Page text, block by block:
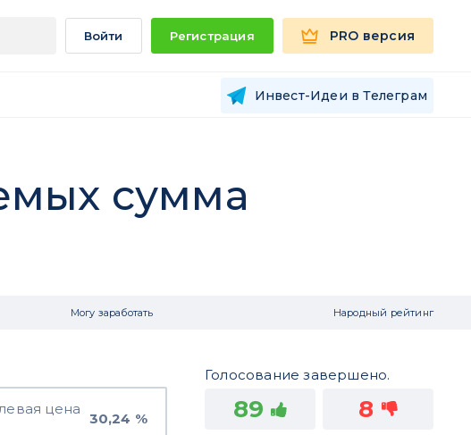
Войти Регистрация PRO версия
Инвест-Идеи в Телеграм
сумма
Могу заработать Народный рейтинг
цена
30,24 %
Голосование завершено.
89 8